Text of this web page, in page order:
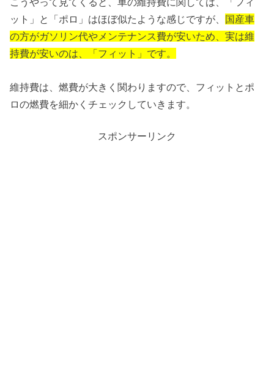
ット」と「ポロ」はほぼ似たような感じですが、 国産車
の方がガソリン代やメンテナンス費が安いため、実は維
持費が安いのは、「フィット」です。
維持費は、燃費が大きく関わりますので、フィットとポ
ロの燃費を細かくチェックしていきます。
スポンサーリンク